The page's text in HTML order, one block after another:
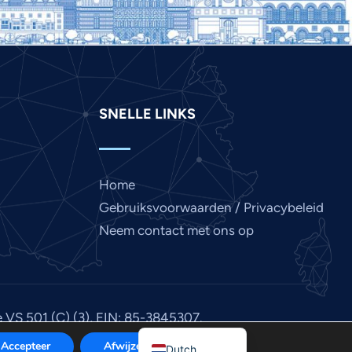
SNELLE LINKS
Home
Gebruiksvoorwaarden / Privacybeleid
Neem contact met ons op
501 (C) (3), EIN: 85-3845307.
.
Accepteer Afwijzen Dutch
English
Chinese
Finnish
French
German
Gujarati
Hindi
Indonesian
Italian
Japanese